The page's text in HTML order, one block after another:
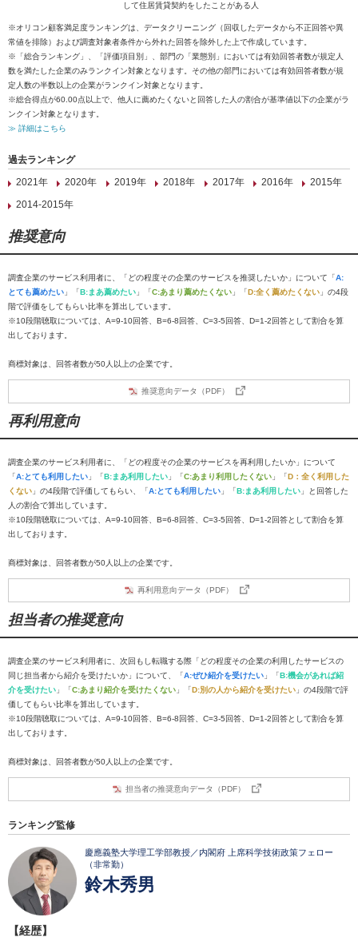
して住居賃貸契約をしたことがある人
※オリコン顧客満足度ランキングは、データクリーニング（回収したデータから不正回答や異
常値を排除）および調査対象者条件から外れた回答を除外した上で作成しています。
※「総合ランキング」、「評価項目別」、部門の「業態別」においては有効回答者数が規定人
数を満たした企業のみランクイン対象となります。その他の部門においては有効回答者数が規
定人数の半数以上の企業がランクイン対象となります。
※総合得点が60.00点以上で、他人に薦めたくないと回答した人の割合が基準値以下の企業がラ
ンクイン対象となります。
≫ 詳細はこちら
過去ランキング
2021年
2020年 2019年 2018年 2017年 2016年
2015年
2014-2015年
推奨意向
調査企業のサービス利用者に、「どの程度その企業のサービスを推奨したいか」について「A:
とても薦めたい 」「B:まあ薦めたい 」「C:あまり薦めたくない 」「D:全く薦めたくない 」の4段
階で評価をしてもらい比率を算出しています。
※10段階聴取については、A=9-10回答、B=6-8回答、C=3-5回答、D=1-2回答として割合を算
出しております。
商標対象は、回答者数が50人以上の企業です。
推奨意向データ（PDF）
再利用意向
調査企業のサービス利用者に、「どの程度その企業のサービスを再利用したいか」について
「A:とても利用したい 」「B:まあ利用したい 」「C:あまり利用したくない 」「D：全く利用した
くない 」の4段階で評価してもらい、「A:とても利用したい 」「B:まあ利用したい 」と回答した
人の割合で算出しています。
※10段階聴取については、A=9-10回答、B=6-8回答、C=3-5回答、D=1-2回答として割合を算
出しております。
商標対象は、回答者数が50人以上の企業です。
再利用意向データ（PDF）
担当者の推奨意向
調査企業のサービス利用者に、次回もし転職する際「どの程度その企業の利用したサービスの
同じ担当者から紹介を受けたいか」について、「A:ぜひ紹介を受けたい 」「B:機会があれば紹
介を受けたい 」「C:あまり紹介を受けたくない 」「D:別の人から紹介を受けたい 」の4段階で評
価してもらい比率を算出しています。
※10段階聴取については、A=9-10回答、B=6-8回答、C=3-5回答、D=1-2回答として割合を算
出しております。
商標対象は、回答者数が50人以上の企業です。
担当者の推奨意向データ（PDF）
ランキング監修
慶應義塾大学理工学部教授／内閣府 上席科学技術政策フェロー
（非常勤）
鈴木秀男
【経歴】